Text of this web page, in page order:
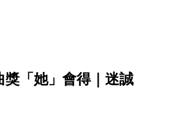
「她」會得｜迷誠